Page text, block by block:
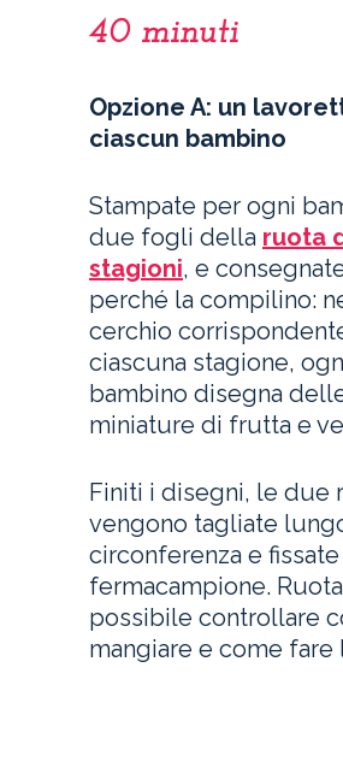
40 minuti
Opzione A: un
ciascun bambino
Stampate per ogni
due fogli della ruota
stagioni, e
perché la compilino:
cerchio
ciascuna stagione,
bambino disegna
miniature di frutta e
Finiti i disegni, le due
vengono tagliate
circonferenza e
fermacampione.
possibile controllare
mangiare e come fare